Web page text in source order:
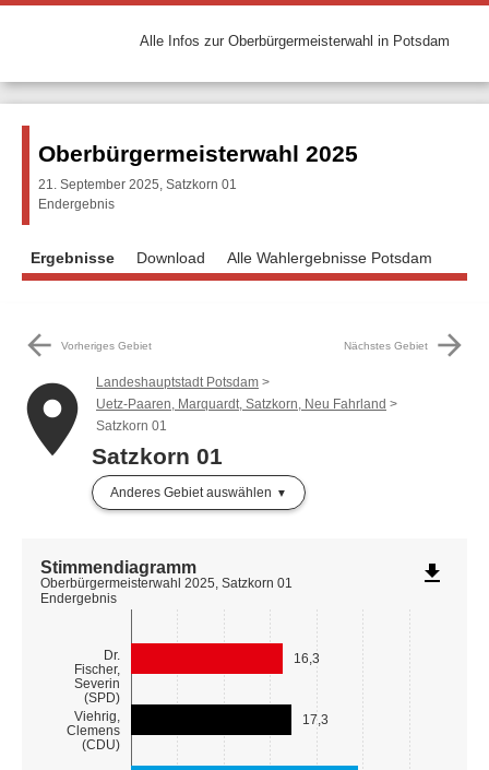
Alle Infos zur Oberbürgermeisterwahl in Potsdam
Oberbürgermeisterwahl 2025
21. September 2025, Satzkorn 01
Endergebnis
Ergebnisse Download Alle Wahlergebnisse Potsdam
arrow_back Vorheriges Gebiet Nächstes Gebiet arrow_forward
place
Landeshauptstadt Potsdam
Uetz-Paaren, Marquardt, Satzkorn, Neu Fahrland
Satzkorn 01
Satzkorn 01
Anderes Gebiet auswählen
Dr.
Fischer,
Severin
(SPD)
Viehrig,
Clemens
(CDU)
16,3
17,3
Stimmendiagramm
Oberbürgermeisterwahl 2025, Satzkorn 01
Endergebnis
file_download